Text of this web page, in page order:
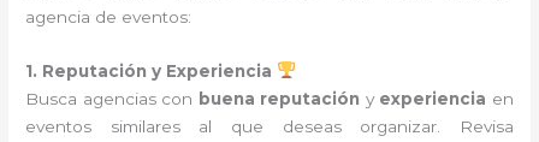
agencia de eventos:
1. Reputación y Experiencia
Busca agencias con buena reputación y experiencia en
eventos similares al que deseas organizar. Revisa